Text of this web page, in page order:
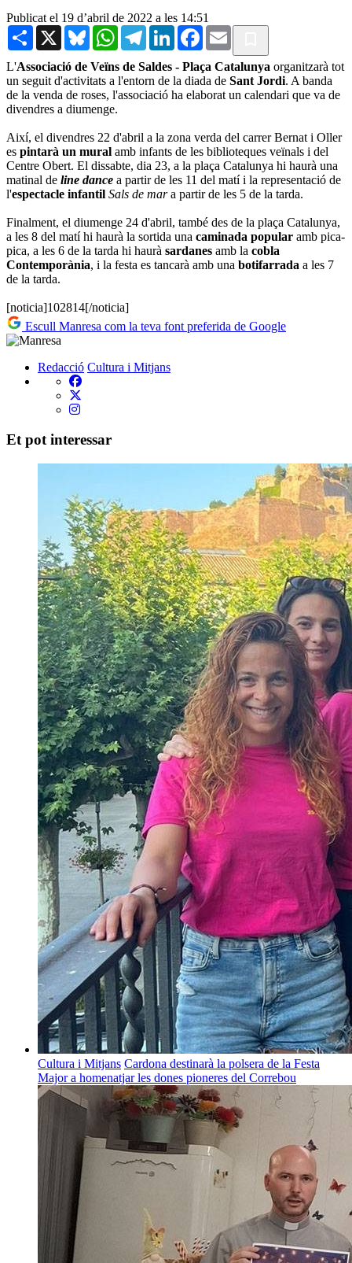
Publicat el 19 d’abril de 2022 a les 14:51
Share X BlueskyWhatsAppTelegramLinkedInFacebook
Email
L'Associació de Veïns de Saldes - Plaça Catalunya organitzarà tot
un seguit d'activitats a l'entorn de la diada de Sant Jordi. A banda
de la venda de roses, l'associació ha elaborat un calendari que va de
divendres a diumenge.
Així, el divendres 22 d'abril a la zona verda del carrer Bernat i Oller
es pintarà un mural amb infants de les biblioteques veïnals i del
Centre Obert. El dissabte, dia 23, a la plaça Catalunya hi haurà una
matinal de line dance a partir de les 11 del matí i la representació de
l'espectacle infantil Sals de mara partir de les 5 de la tarda.
Finalment, el diumenge 24 d'abril, també des de la plaça Catalunya,
a les 8 del matí hi haurà la sortida una caminada popular amb pica-
pica, a les 6 de la tarda hi haurà sardanes amb la cobla
Contemporània, i la festa es tancarà amb una botifarrada a les 7
de la tarda.
[noticia]102814[/noticia]
Escull Manresa com la teva font preferida de Google
Redacció Cultura i Mitjans
Et pot interessar
Cultura i Mitjans Cardona destinarà la polsera de la Festa
Major a homenatjar les dones pioneres del Correbou